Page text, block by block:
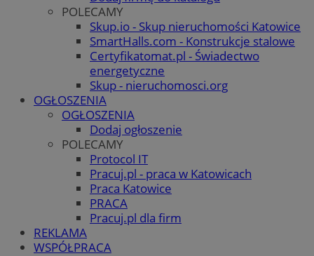
POLECAMY
Skup.io - Skup nieruchomości Katowice
SmartHalls.com - Konstrukcje stalowe
Certyfikatomat.pl - Świadectwo
energetyczne
Skup - nieruchomosci.org
OGŁOSZENIA
OGŁOSZENIA
Dodaj ogłoszenie
POLECAMY
Protocol IT
Pracuj.pl - praca w Katowicach
Praca Katowice
PRACA
Pracuj.pl dla firm
REKLAMA
WSPÓŁPRACA